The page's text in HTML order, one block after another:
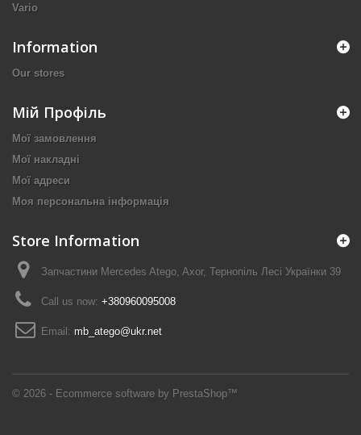
Vario
Information
Our stores
© 2026 - Ecommerce software by PrestaShop™
Мій Профіль
Мої замовлення
Мої накладні
Мої адреси
Моя персональна інформація
Store Information
Запчастини Mercedes Atego, Axor, Тернопіль Лесі Українки 39
Call us now: +380960095008
Email: mb_atego@ukr.net